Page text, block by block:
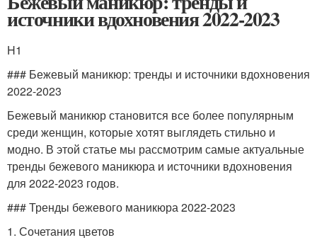
источники вдохновения 2022-2023
H1
### Бежевый маникюр: тренды и источники вдохновения
2022-2023
Бежевый маникюр становится все более популярным
среди женщин, которые хотят выглядеть стильно и
модно. В этой статье мы рассмотрим самые актуальные
тренды бежевого маникюра и источники вдохновения
для 2022-2023 годов.
### Тренды бежевого маникюра 2022-2023
1. Сочетания цветов